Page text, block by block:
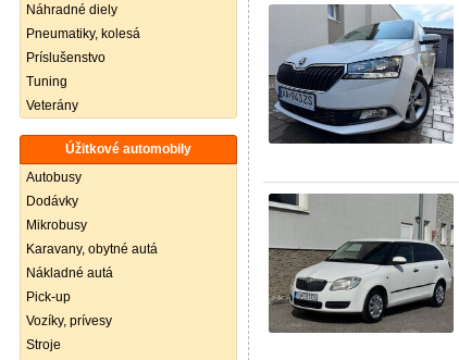
Náhradné diely
Pneumatiky, kolesá
Príslušenstvo
Tuning
Veterány
Úžitkové automobily
Autobusy
Dodávky
Mikrobusy
Karavany, obytné autá
Nákladné autá
Pick-up
Vozíky, prívesy
Stroje